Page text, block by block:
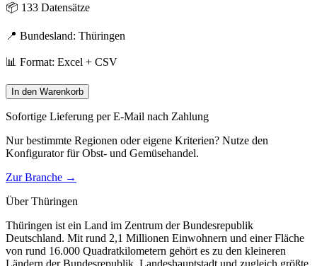
📦 133 Datensätze
📍 Bundesland: Thüringen
📊 Format: Excel + CSV
In den Warenkorb
Sofortige Lieferung per E-Mail nach Zahlung
Nur bestimmte Regionen oder eigene Kriterien? Nutze den
Konfigurator fürObst- und Gemüsehandel.
Zur Branche →
ÜberThüringen
Thüringen ist ein Land im Zentrum der Bundesrepublik
Deutschland. Mit rund 2,1 Millionen Einwohnern und einer Fläche
von rund 16.000 Quadratkilometern gehört es zu den kleineren
Ländern der Bundesrepublik. Landeshauptstadt und zugleich größte